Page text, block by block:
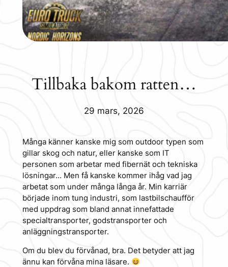
Tillbaka bakom ratten…
29 mars, 2026
Många känner kanske mig som outdoor typen som
gillar skog och natur, eller kanske som IT
personen som arbetar med fibernät och tekniska
lösningar… Men få kanske kommer ihåg vad jag
arbetat som under många långa år. Min karriär
började inom tung industri, som lastbilschaufför
med uppdrag som bland annat innefattade
specialtransporter, godstransporter och
anläggningstransporter.
Om du blev du förvånad, bra. Det betyder att jag
ännu kan förvåna mina läsare.